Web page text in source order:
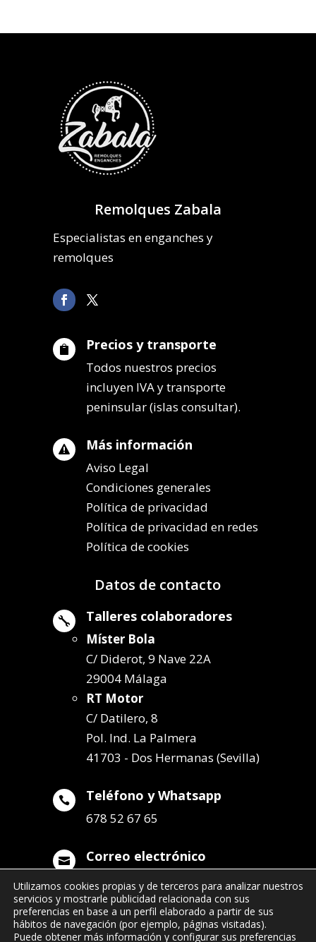
Remolques Zabala
Especialistas en enganches y
remolques
 Precios y transporte
Todos nuestros precios
incluyen IVA y transporte
peninsular (islas consultar).
 Más información
Aviso Legal
Condiciones generales
Política de privacidad
Política de privacidad en redes
Política de cookies
Datos de contacto
 Talleres colaboradores
Míster Bola
C/ Diderot, 9 Nave 22A
29004 Málaga
RT Motor
C/ Datilero, 8
Pol. Ind. La Palmera
41703 - Dos Hermanas (Sevilla)
 Teléfono y Whatsapp
678 52 67 65
 Correo electrónico
info@remolqueszabala.com
Utilizamos cookies propias y de terceros para analizar nuestros
servicios y mostrarle publicidad relacionada con sus
preferencias en base a un perfil elaborado a partir de sus
hábitos de navegación (por ejemplo, páginas visitadas).
Puede obtener más información y configurar sus preferencias